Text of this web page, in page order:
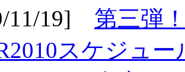
11/19] 第三弾
スケジュー